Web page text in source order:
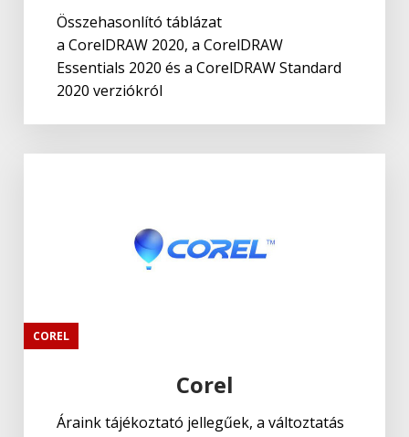
Összehasonlító táblázat
a CorelDRAW 2020, a CorelDRAW
Essentials 2020 és a CorelDRAW Standard
2020 verziókról
COREL
Corel
Áraink tájékoztató jellegűek, a változtatás